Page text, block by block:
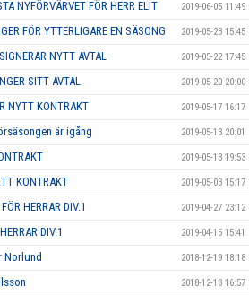
NYFÖRVÄRVET FÖR HERR ELIT 2019-06-05 11:49
FÖR YTTERLIGARE EN SÄSONG 2019-05-23 15:45
NYTT AVTAL 2019-05-22 17:45
SITT AVTAL 2019-05-20 20:00
NYTT KONTRAKT 2019-05-17 16:17
är igång 2019-05-13 20:01
2019-05-13 19:53
KONTRAKT 2019-05-03 15:17
HERRAR DIV.1 2019-04-27 23:12
DIV.1 2019-04-15 15:41
Norlund 2018-12-19 18:18
2018-12-18 16:57